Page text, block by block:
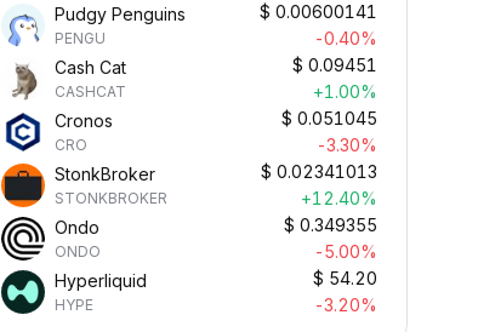
Pudgy Penguins
PENGU
$ 0.00600141
-0.40%
Cash Cat
CASHCAT
$ 0.09451
+1.00%
Cronos
CRO
$ 0.051045
-3.30%
StonkBroker
STONKBROKER
$ 0.02341013
+12.40%
Ondo
ONDO
$ 0.349355
-5.00%
Hyperliquid
HYPE
$ 54.20
-3.20%